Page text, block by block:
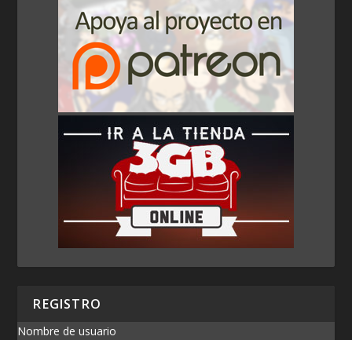
REGISTRO
Nombre de usuario